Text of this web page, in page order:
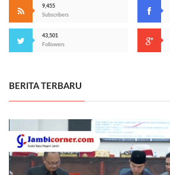
9,455
Subscribers
43,501
Followers
BERITA TERBARU